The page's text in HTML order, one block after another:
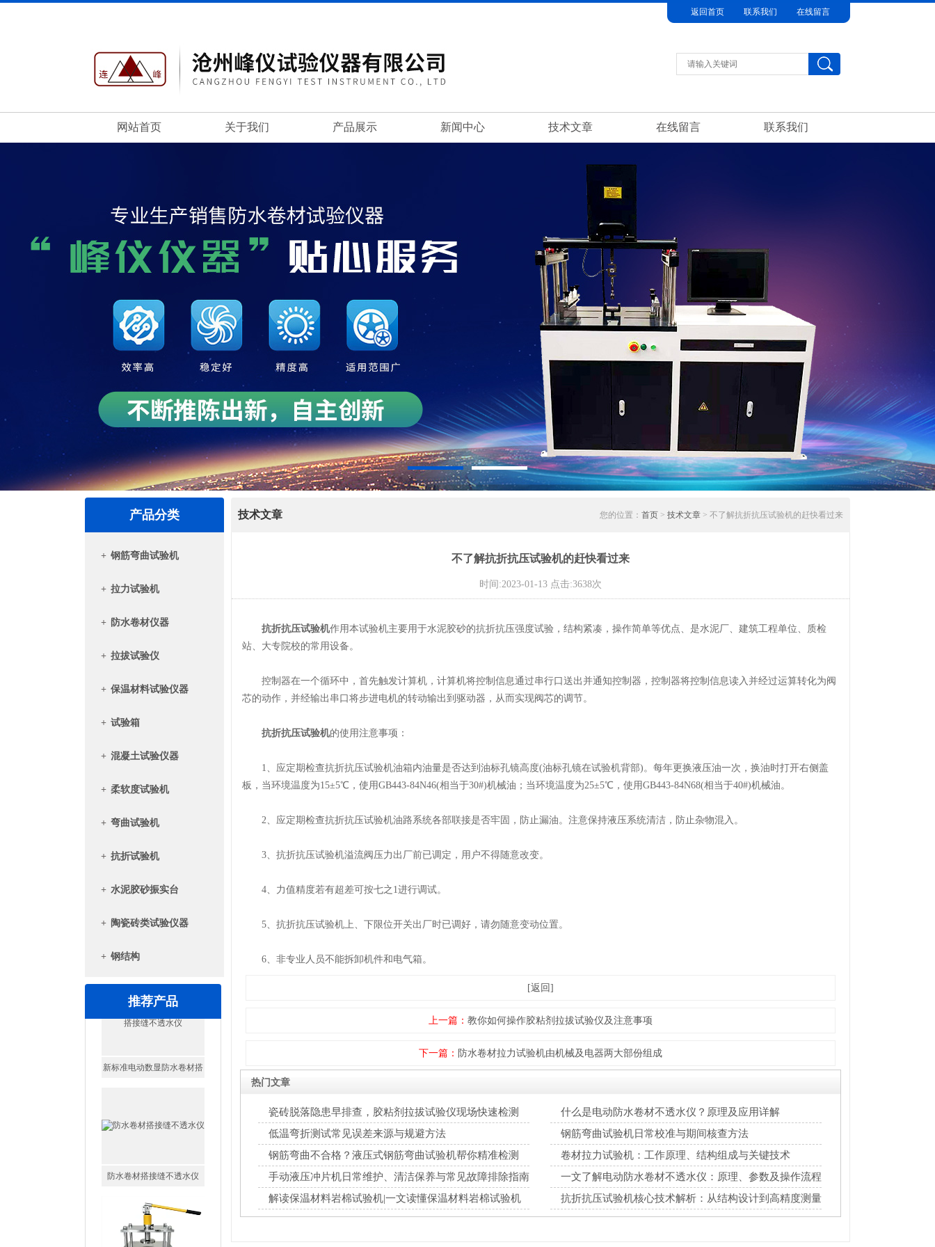
返回首页 联系我们 在线留言
网站首页 关于我们 产品展示 新闻中心 技术文章 在线留言 联系我们
产品分类
+ 钢筋弯曲试验机
+ 拉力试验机
+ 防水卷材仪器
+ 拉拔试验仪
+ 保温材料试验仪器
+ 试验箱
+ 混凝土试验仪器
+ 柔软度试验机
+ 弯曲试验机
+ 抗折试验机
+ 水泥胶砂振实台
+ 陶瓷砖类试验仪器
+ 钢结构
推荐产品
手动液压冲片机
技术文章 您的位置： 首页 > 技术文章 > 不了解抗折抗压试验机的赶快看过来
不了解抗折抗压试验机的赶快看过来
时间:2023-01-13 点击:3638次
抗折抗压试验机作用本试验机主要用于水泥胶砂的抗折抗压强度试验，结构紧凑，操作简单等优点、是水泥厂、建筑工程单位、质检
站、大专院校的常用设备。
控制器在一个循环中，首先触发计算机，计算机将控制信息通过串行口送出并通知控制器，控制器将控制信息读入并经过运算转化为阀
芯的动作，并经输出串口将步进电机的转动输出到驱动器，从而实现阀芯的调节。
抗折抗压试验机的使用注意事项：
1、应定期检查抗折抗压试验机油箱内油量是否达到油标孔镜高度(油标孔镜在试验机背部)。每年更换液压油一次，换油时打开右侧盖
板，当环境温度为15±5℃，使用GB443-84N46(相当于30#)机械油；当环境温度为25±5℃，使用GB443-84N68(相当于40#)机械油。
2、应定期检查抗折抗压试验机油路系统各部联接是否牢固，防止漏油。注意保持液压系统清洁，防止杂物混入。
3、抗折抗压试验机溢流阀压力出厂前已调定，用户不得随意改变。
4、力值精度若有超差可按七之1进行调试。
5、抗折抗压试验机上、下限位开关出厂时已调好，请勿随意变动位置。
6、非专业人员不能拆卸机件和电气箱。
[返回]
上一篇： 教你如何操作胶粘剂拉拔试验仪及注意事项
下一篇： 防水卷材拉力试验机由机械及电器两大部份组成
热门文章
瓷砖脱落隐患早排查，胶粘剂拉拔试验仪现场快速检测
什么是电动防水卷材不透水仪？原理及应用详解
低温弯折测试常见误差来源与规避方法
钢筋弯曲试验机日常校准与期间核查方法
钢筋弯曲不合格？液压式钢筋弯曲试验机帮你精准检测
卷材拉力试验机：工作原理、结构组成与关键技术
手动液压冲片机日常维护、清洁保养与常见故障排除指南
一文了解电动防水卷材不透水仪：原理、参数及操作流程
解读保温材料岩棉试验机|一文读懂保温材料岩棉试验机
抗折抗压试验机核心技术解析：从结构设计到高精度测量
系统